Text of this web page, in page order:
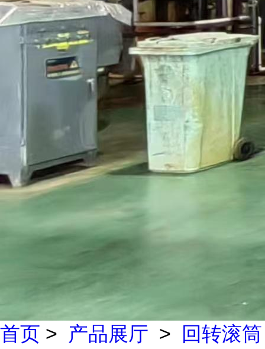
首页 > 产品展厅 >
回转滚筒